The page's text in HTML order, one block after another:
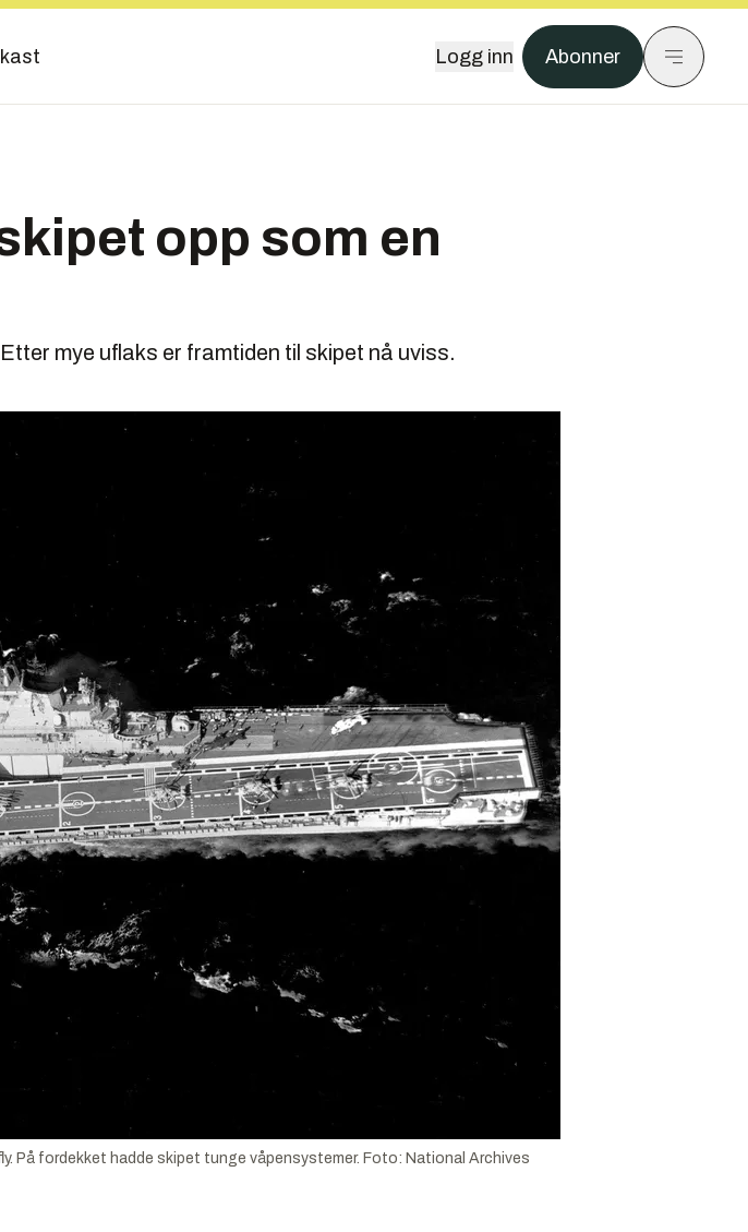
Logg inn Abonner
opp som en
mye uflaks er framtiden til skipet nå uviss.
På fordekket hadde skipet tunge våpensystemer. Foto: National Archives